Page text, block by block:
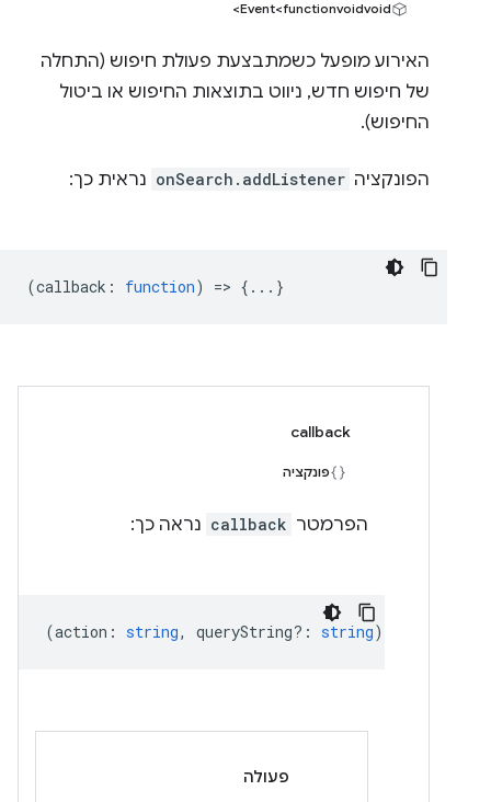
Event<functionvoidvoid>
האירוע מופעל כשמתבצעת פעולת חיפוש (התחלה
של חיפוש חדש, ניווט בתוצאות החיפוש או ביטול
החיפוש).
הפונקציה onSearch.addListener נראית כך:
(callback : function) => {...}
callback
פונקציה
הפרמטר callback נראה כך:
(action : string, queryString? : string) =>
פעולה